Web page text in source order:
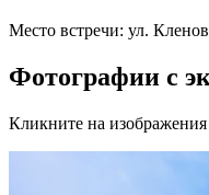
Место встречи: ул.
Фотографии с
Кликните на